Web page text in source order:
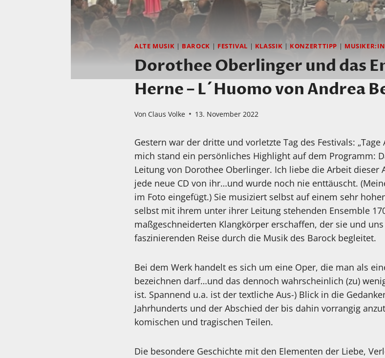
ALTE MUSIK | BAROCK | FESTIVAL | KLASSIK | KONZERTTIPP |
Dorothee Oberlinger und das
Herne – L´Huomo von Andrea
Von Claus Volke 13. November 2022
Gestern war der dritte und vorletzte Tag des Festivals:
mich stand ein persönliches Highlight auf dem Programm:
Leitung von Dorothee Oberlinger. Ich liebe die Arbeit dieser
jede neue CD von ihr…und wurde noch nie enttäuscht.
im Foto eingefügt.) Sie musiziert selbst auf einem sehr
selbst mit ihrem unter ihrer Leitung stehenden Ensemble
maßgeschneiderten Klangkörper erschaffen, der sie und
faszinierenden Reise durch die Musik des Barock begleitet.
Bei dem Werk handelt es sich um eine Oper, die man als
bezeichnen darf…und das dennoch wahrscheinlich (zu)
ist. Spannend u.a. ist der textliche Aus-) Blick in die
Jahrhunderts und der Abschied der bis dahin vorrangig
komischen und tragischen Teilen.
Die besondere Geschichte mit den Elementen der Liebe,